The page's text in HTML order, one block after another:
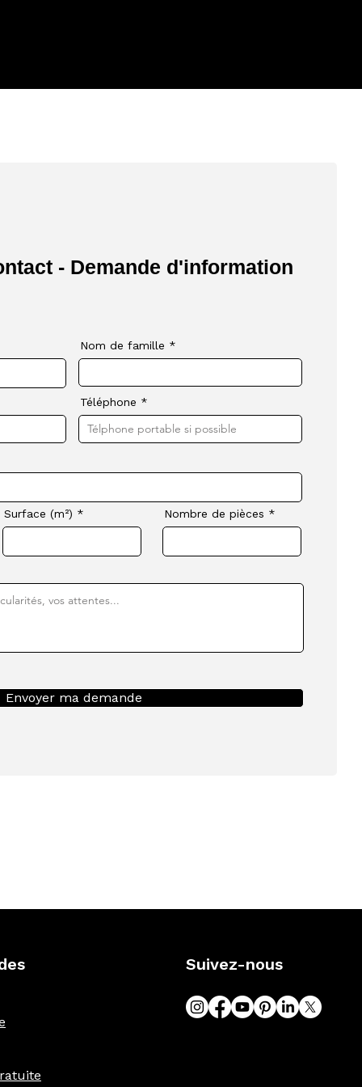
- Demande d'information
Nom de famille
Téléphone
Surface (m²) Nombre de pièces
Envoyer ma demande
Suivez-nous